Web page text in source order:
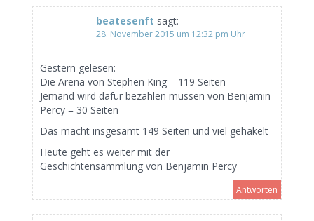
beatesenft sagt:
28. November 2015 um 12:32 pm Uhr
Gestern gelesen:
Die Arena von Stephen King = 119 Seiten
Jemand wird dafür bezahlen müssen von Benjamin
Percy = 30 Seiten
Das macht insgesamt 149 Seiten und viel gehäkelt
Heute geht es weiter mit der
Geschichtensammlung von Benjamin Percy
Antworten